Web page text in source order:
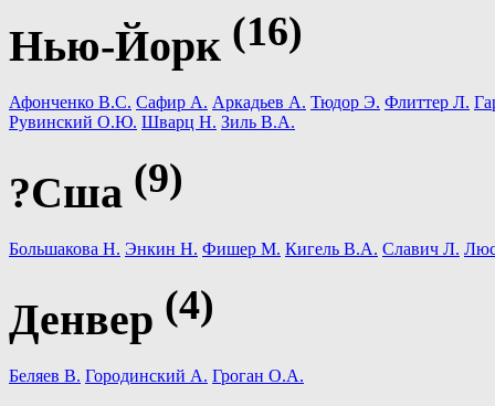
Нью-Йорк (16)
Афонченко В.С. Сафир А. Аркадьев А. Тюдор Э. Флиттер Л.
Рувинский О.Ю. Шварц Н. Зиль В.А.
?Сша (9)
Большакова Н. Энкин Н. Фишер М. Кигель В.А. Славич Л.
Денвер (4)
Беляев В. Городинский А. Гроган О.А.